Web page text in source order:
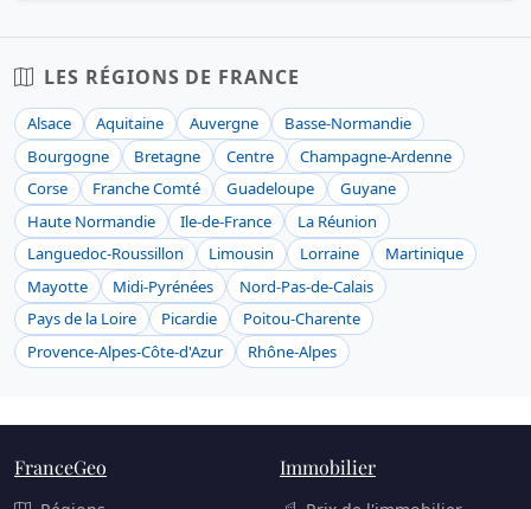
LES RÉGIONS DE FRANCE
Alsace Aquitaine Auvergne
Basse-Normandie
Bourgogne
Bretagne Centre
Champagne-Ardenne
Corse
Franche Comté Guadeloupe
Guyane
Haute Normandie
Ile-de-France
La Réunion
Languedoc-Roussillon
Limousin Lorraine
Martinique
Mayotte
Midi-Pyrénées
Nord-Pas-de-Calais
Pays de la Loire
Picardie
Poitou-Charente
Provence-Alpes-Côte-d'Azur
Rhône-Alpes
FranceGeo Immobilier